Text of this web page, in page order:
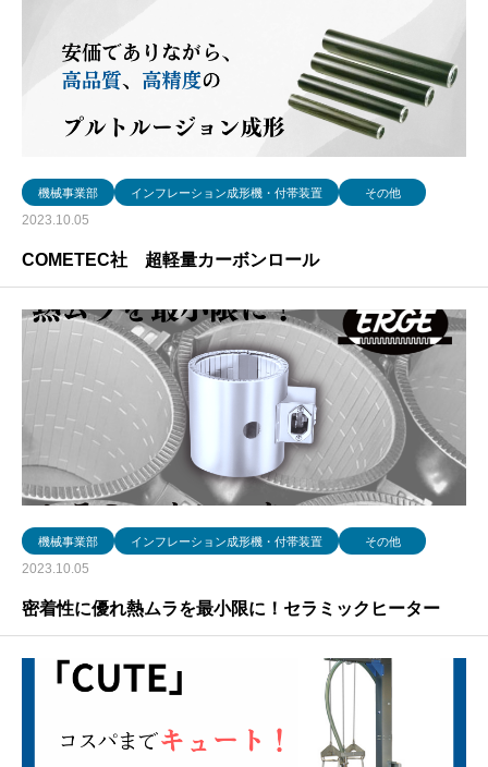
機械事業部 インフレーション成形機・付帯装置 その他
2023.10.05
COMETEC社 超軽量カーボンロール
機械事業部 インフレーション成形機・付帯装置 その他
2023.10.05
密着性に優れ熱ムラを最小限に！セラミックヒーター